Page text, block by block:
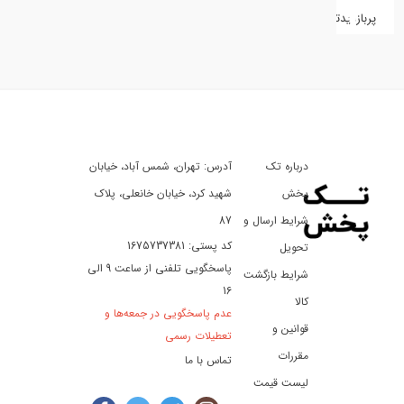
کفش
سفر
تفریح
پربازدیدترین
درباره تک
پخش
شرایط ارسال و
تحویل
شرایط بازگشت
کالا
قوانین و
مقررات
لیست قیمت
آدرس: تهران، شمس آباد، خیابان
شهید کرد، خیابان خانعلی، پلاک
87
کد پستی: 1675737381
پاسخگویی تلفنی از ساعت 9 الی
16
عدم پاسخگویی در جمعه‌ها و
تعطیلات رسمی
تماس با ما